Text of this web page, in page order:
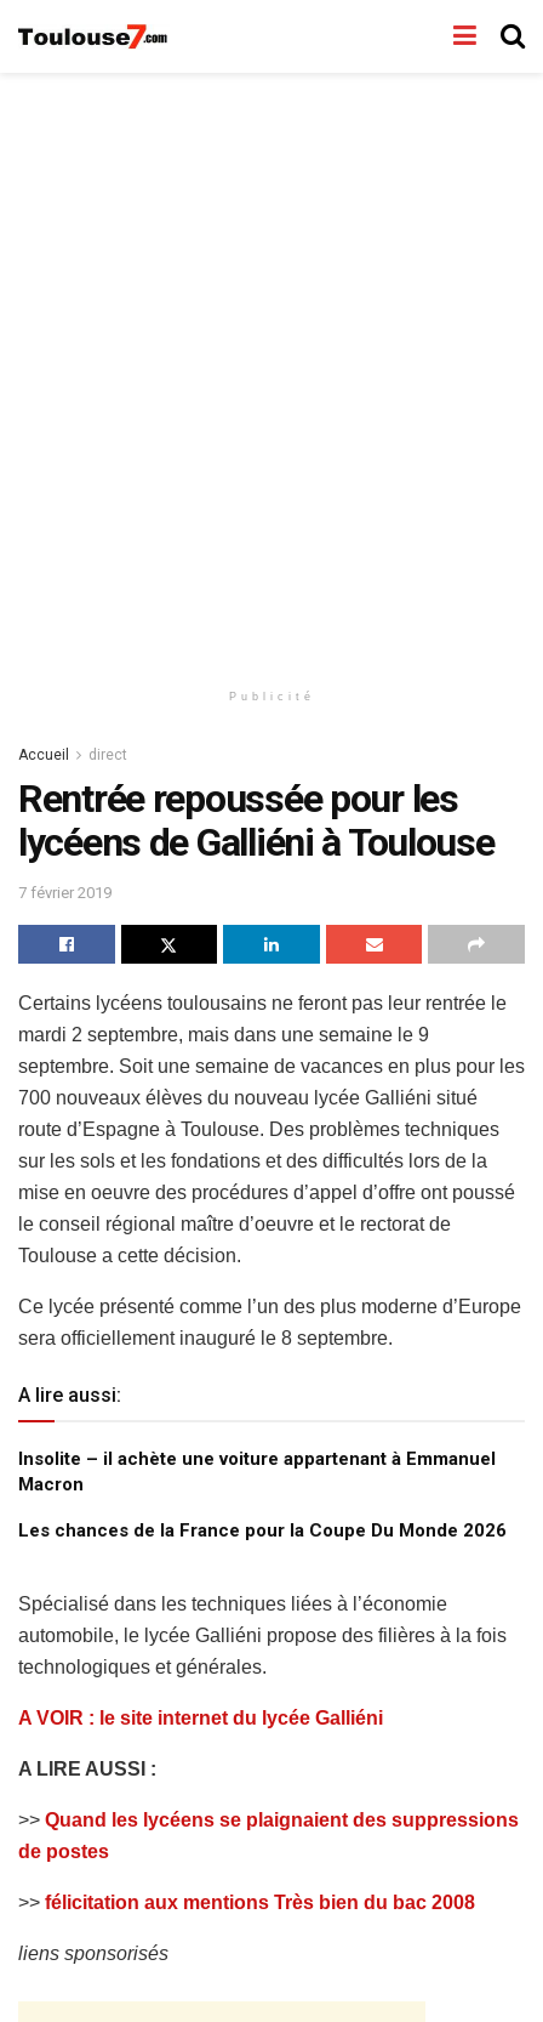
Publicité
Accueil direct
Rentrée repoussée pour les
lycéens de Galliéni à Toulouse
7 février 2019
Certains lycéens toulousains ne feront pas leur rentrée le
mardi 2 septembre, mais dans une semaine le 9
septembre. Soit une semaine de vacances en plus pour les
700 nouveaux élèves du nouveau lycée Galliéni situé
route d’Espagne à Toulouse. Des problèmes techniques
sur les sols et les fondations et des difficultés lors de la
mise en oeuvre des procédures d’appel d’offre ont poussé
le conseil régional maître d’oeuvre et le rectorat de
Toulouse a cette décision.
Ce lycée présenté comme l’un des plus moderne d’Europe
sera officiellement inauguré le 8 septembre.
A lire aussi:
Insolite – il achète une voiture appartenant à Emmanuel
Macron
Les chances de la France pour la Coupe Du Monde 2026
Spécialisé dans les techniques liées à l’économie
automobile, le lycée Galliéni propose des filières à la fois
technologiques et générales.
A VOIR : le site internet du lycée Galliéni
A LIRE AUSSI :
>> Quand les lycéens se plaignaient des suppressions
de postes
>> félicitation aux mentions Très bien du bac 2008
liens sponsorisés